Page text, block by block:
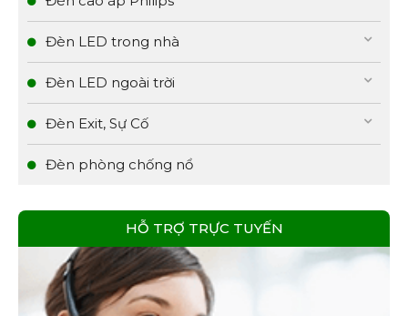
Đèn LED trong nhà
Đèn LED ngoài trời
Đèn Exit, Sự Cố
Đèn phòng chống nổ
HỖ TRỢ TRỰC TUYẾN